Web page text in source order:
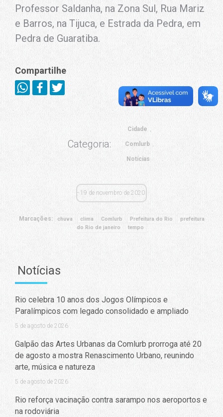
Professor Saldanha, na Zona Sul, Rua Mariz
e Barros, na Tijuca, e Estrada da Pedra, em
Pedra de Guaratiba.
Compartilhe
Categoria:
Cidade
Comlurb
Notícias
19 de novembro de 2020
Marcações: chuva clima Comlurb Prefeitura do Rio
prefeitura
do Rio de janeiro
tempo
Notícias
Rio celebra 10 anos dos Jogos Olímpicos e
Paralímpicos com legado consolidado e ampliado
5 de agosto de 2026
Galpão das Artes Urbanas da Comlurb prorroga até 20
de agosto a mostra Renascimento Urbano, reunindo
arte, música e natureza
5 de agosto de 2026
Rio reforça vacinação contra sarampo nos aeroportos e
na rodoviária